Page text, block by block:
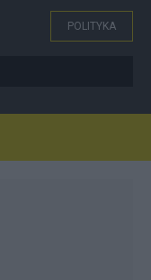
POLITYKA